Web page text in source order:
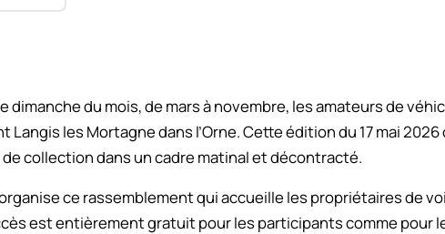
dimanche du mois, de mars à novembre, les amateurs de
Langis les Mortagne dans l’Orne. Cette édition du 17 mai
collection dans un cadre matinal et décontracté.
ce rassemblement qui accueille les propriétaires de
est entièrement gratuit pour les participants comme pour